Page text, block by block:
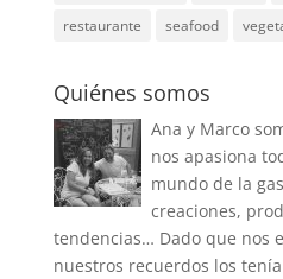
restaurante
seafood
Quiénes somos
Ana y Marco
nos apasiona
mundo de la
creaciones,
tendencias… Dado que nos
nuestros recuerdos los